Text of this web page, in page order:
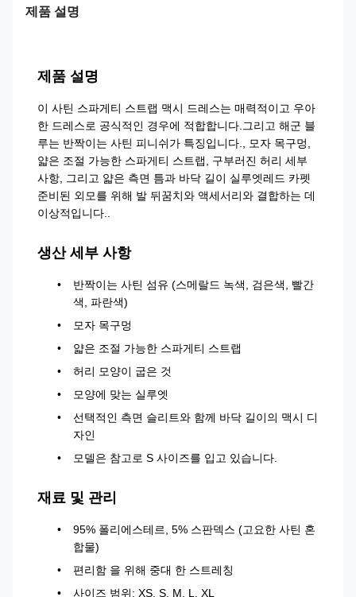
제품 설명
제품 설명
이 사틴 스파게티 스트랩 맥시 드레스는 매력적이고 우아
한 드레스로 공식적인 경우에 적합합니다.그리고 해군 블
루는 반짝이는 사틴 피니쉬가 특징입니다., 모자 목구멍,
얇은 조절 가능한 스파게티 스트랩, 구부러진 허리 세부
사항, 그리고 얇은 측면 틈과 바닥 길이 실루엣레드 카펫
준비된 외모를 위해 발 뒤꿈치와 액세서리와 결합하는 데
이상적입니다..
생산 세부 사항
반짝이는 사틴 섬유 (스메랄드 녹색, 검은색, 빨간
색, 파란색)
모자 목구멍
얇은 조절 가능한 스파게티 스트랩
허리 모양이 굽은 것
모양에 맞는 실루엣
선택적인 측면 슬리트와 함께 바닥 길이의 맥시 디
자인
모델은 참고로 S 사이즈를 입고 있습니다.
재료 및 관리
95% 폴리에스테르, 5% 스판덱스 (고요한 사틴 혼
합물)
편리함 을 위해 중대 한 스트레칭
사이즈 범위: XS, S, M, L, XL